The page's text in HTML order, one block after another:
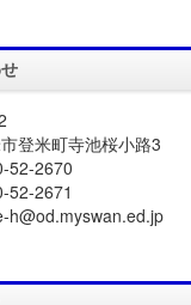
登米町寺池桜小路3
2670
2671